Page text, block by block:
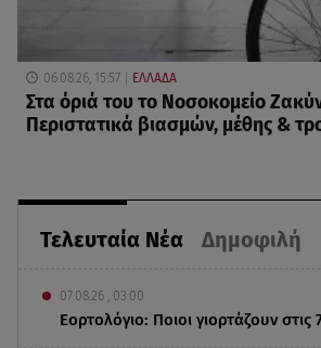
Τελευταία Νέα Δημοφιλή
07.08.26 , 03:00
Εορτολόγιο: Ποιοι γιορτάζουν
06.08.26, 15:57 ΕΛΛΑΔΑ
Στα όριά του το Νοσοκομείο
Περιστατικά βιασμών, μέθης &